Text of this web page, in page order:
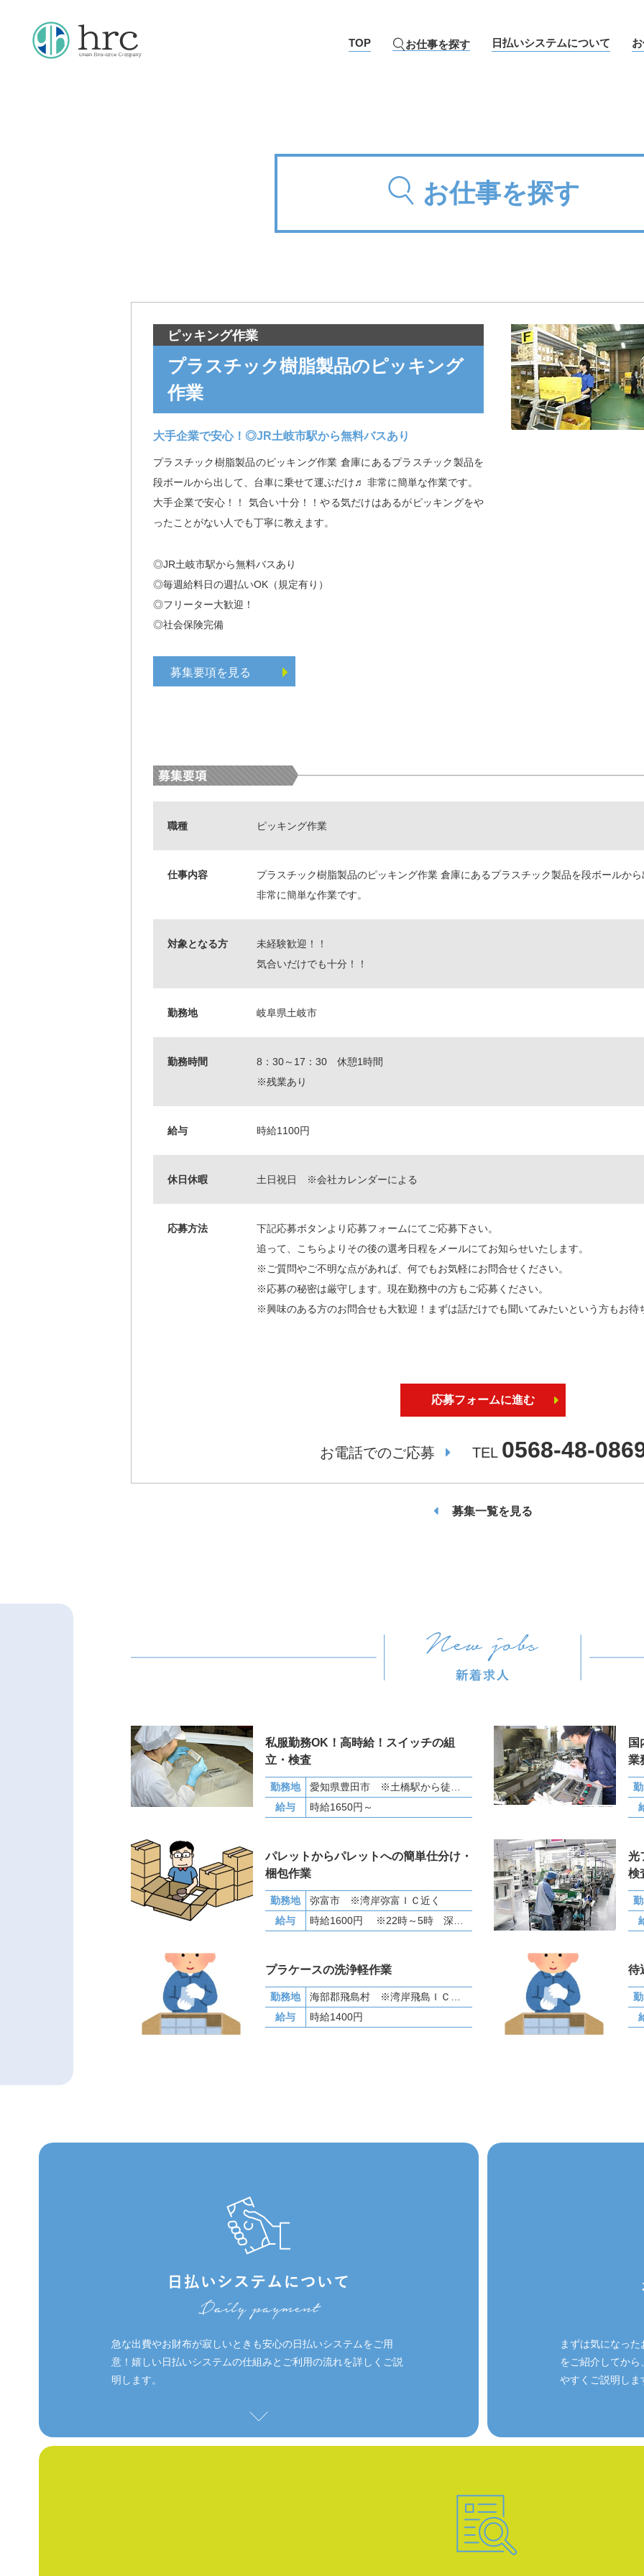
TOP お仕事を探す 日払いシステムについて
お仕事を探す
ピッキング作業
プラスチック樹脂製品のピッキング
作業
大手企業で安心！◎JR土岐市駅から無料バスあり
プラスチック樹脂製品のピッキング作業 倉庫にあるプラスチック製品を
段ボールから出して、台車に乗せて運ぶだけ♬ 非常に簡単な作業です。
大手企業で安心！！ 気合い十分！！やる気だけはあるがピッキングをや
ったことがない人でも丁寧に教えます。
◎JR土岐市駅から無料バスあり
◎毎週給料日の週払いOK（規定有り）
◎フリーター大歓迎！
◎社会保険完備
募集要項を見る
職種 ピッキング作業
仕事内容
プラスチック樹脂製品のピッキング作業 倉庫にあるプラスチック製品を段ボールか
非常に簡単な作業です。
対象となる方
未経験歓迎！！
気合いだけでも十分！！
勤務地 岐阜県土岐市
勤務時間
8：30～17：30 休憩1時間
※残業あり
給与 時給1100円
休日休暇 土日祝日 ※会社カレンダーによる
応募方法
下記応募ボタンより応募フォームにてご応募下さい。
追って、こちらよりその後の選考日程をメールにてお知らせいたします。
※ご質問やご不明な点があれば、何でもお気軽にお問合せください。
※応募の秘密は厳守します。現在勤務中の方もご応募ください。
※興味のある方のお問合せも大歓迎！まずは話だけでも聞いてみたいという方もお待
応募フォームに進む
お電話でのご応募 TEL 0568-48-
募集一覧を見る
私服勤務OK！高時給！スイッチの組
立・検査
勤務地
愛知県豊田市 ※土橋駅から徒歩で15分
給与
時給1650円～
業
パレットからパレットへの簡単仕分け・
梱包作業
勤務地
弥富市 ※湾岸弥富ＩＣ近く
給与
時給1600円 ※22時～5時 深夜手当25％UP
光
検
プラケースの洗浄軽作業
勤務地
海部郡飛島村 ※湾岸飛島ＩＣ近く
給与
時給1400円
待
急な出費やお財布が寂しいときも安心の日払いシステムをご用
意！嬉しい日払いシステムの仕組みとご利用の流れを詳しくご説
明します。
まずは気になっ
をご紹介してから
やすくご説明しま